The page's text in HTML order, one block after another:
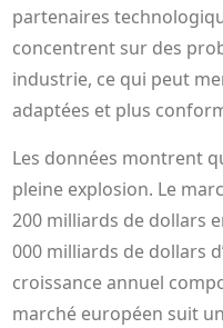
partenaires
concentrent sur des
industrie, ce qui peut
adaptées et plus
Les données montrent
pleine explosion. Le
200 milliards de dollars
000 milliards de dollars
croissance annuel
marché européen suit